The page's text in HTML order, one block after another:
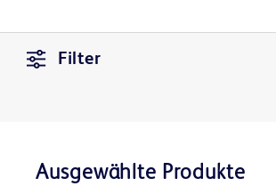
Filter
Ausgewählte Produkte